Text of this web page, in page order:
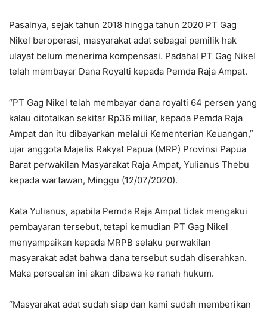
Pasalnya, sejak tahun 2018 hingga tahun 2020 PT Gag
Nikel beroperasi, masyarakat adat sebagai pemilik hak
ulayat belum menerima kompensasi. Padahal PT Gag Nikel
telah membayar Dana Royalti kepada Pemda Raja Ampat.
“PT Gag Nikel telah membayar dana royalti 64 persen yang
kalau ditotalkan sekitar Rp36 miliar, kepada Pemda Raja
Ampat dan itu dibayarkan melalui Kementerian Keuangan,”
ujar anggota Majelis Rakyat Papua (MRP) Provinsi Papua
Barat perwakilan Masyarakat Raja Ampat, Yulianus Thebu
kepada wartawan, Minggu (12/07/2020).
Kata Yulianus, apabila Pemda Raja Ampat tidak mengakui
pembayaran tersebut, tetapi kemudian PT Gag Nikel
menyampaikan kepada MRPB selaku perwakilan
masyarakat adat bahwa dana tersebut sudah diserahkan.
Maka persoalan ini akan dibawa ke ranah hukum.
“Masyarakat adat sudah siap dan kami sudah memberikan